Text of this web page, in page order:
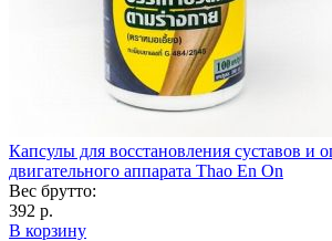
Капсулы для восстановления суставов и
двигательного аппарата Thao En On
Вес брутто:
392 р.
В корзину